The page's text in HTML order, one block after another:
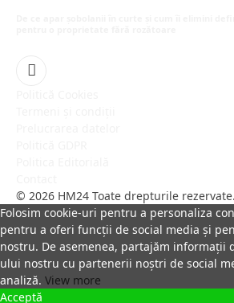
Facebook
© 2026 HM24 Toate drepturile rezervate.
Folosim cookie-uri pentru a personaliza
pentru a oferi funcții de social media și
nostru. De asemenea, partajăm informații
ului nostru cu partenerii noștri de social
analiză. View more
Acceptă